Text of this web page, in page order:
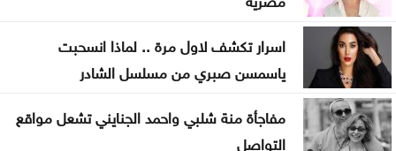
اسرار تكشف لاول مرة .. لماذا انسحبت
ياسمسن صبري من مسلسل الشادر
مفاجأة منة شلبي واحمد الجنايني تشعل مواقع
التواصل